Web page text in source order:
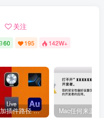
关注
60 195 142W+
宿主添加插件路径 插件路径设置 VSTPlugins路径